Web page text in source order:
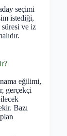
seçimi
istediği,
ve iz
eğilimi,
gerçekçi
Bazı